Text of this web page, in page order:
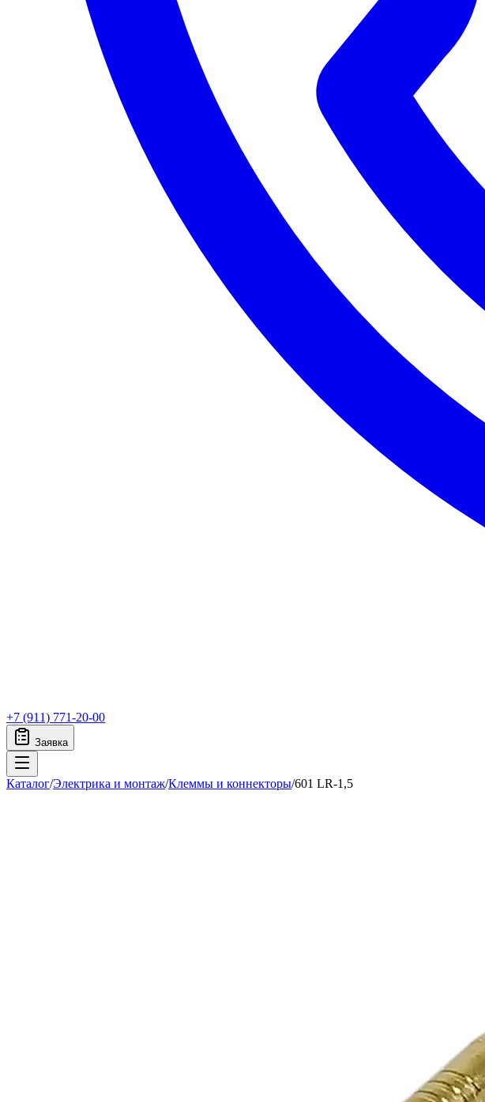
+7 (911) 771-20-00
Заявка
Каталог/Электрика и монтаж/Клеммы и коннекторы/601 LR-1,5